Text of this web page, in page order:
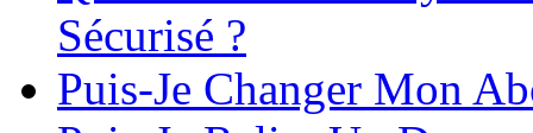
Sécurisé ?
Puis-Je Changer Mon